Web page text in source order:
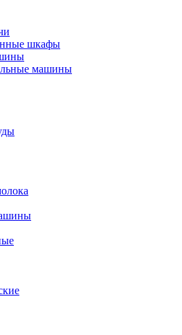
шкафы
машины